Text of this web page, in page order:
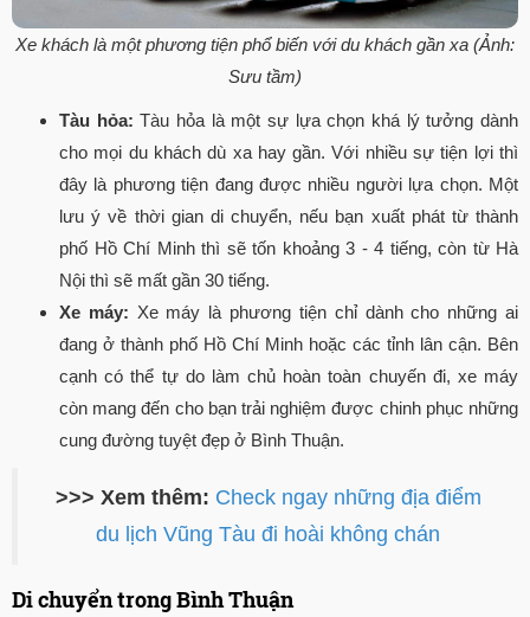
Xe khách là một phương tiện phổ biến với du khách gần xa (Ảnh:
Sưu tầm)
Tàu hỏa: Tàu hỏa là một sự lựa chọn khá lý tưởng dành
cho mọi du khách dù xa hay gần. Với nhiều sự tiện lợi thì
đây là phương tiện đang được nhiều người lựa chọn. Một
lưu ý về thời gian di chuyển, nếu bạn xuất phát từ thành
phố Hồ Chí Minh thì sẽ tốn khoảng 3 - 4 tiếng, còn từ Hà
Nội thì sẽ mất gần 30 tiếng.
Xe máy: Xe máy là phương tiện chỉ dành cho những ai
đang ở thành phố Hồ Chí Minh hoặc các tỉnh lân cận. Bên
cạnh có thể tự do làm chủ hoàn toàn chuyến đi, xe máy
còn mang đến cho bạn trải nghiệm được chinh phục những
cung đường tuyệt đẹp ở Bình Thuận.
>>> Xem thêm: Check ngay những địa điểm
du lịch Vũng Tàu đi hoài không chán
Di chuyển trong Bình Thuận